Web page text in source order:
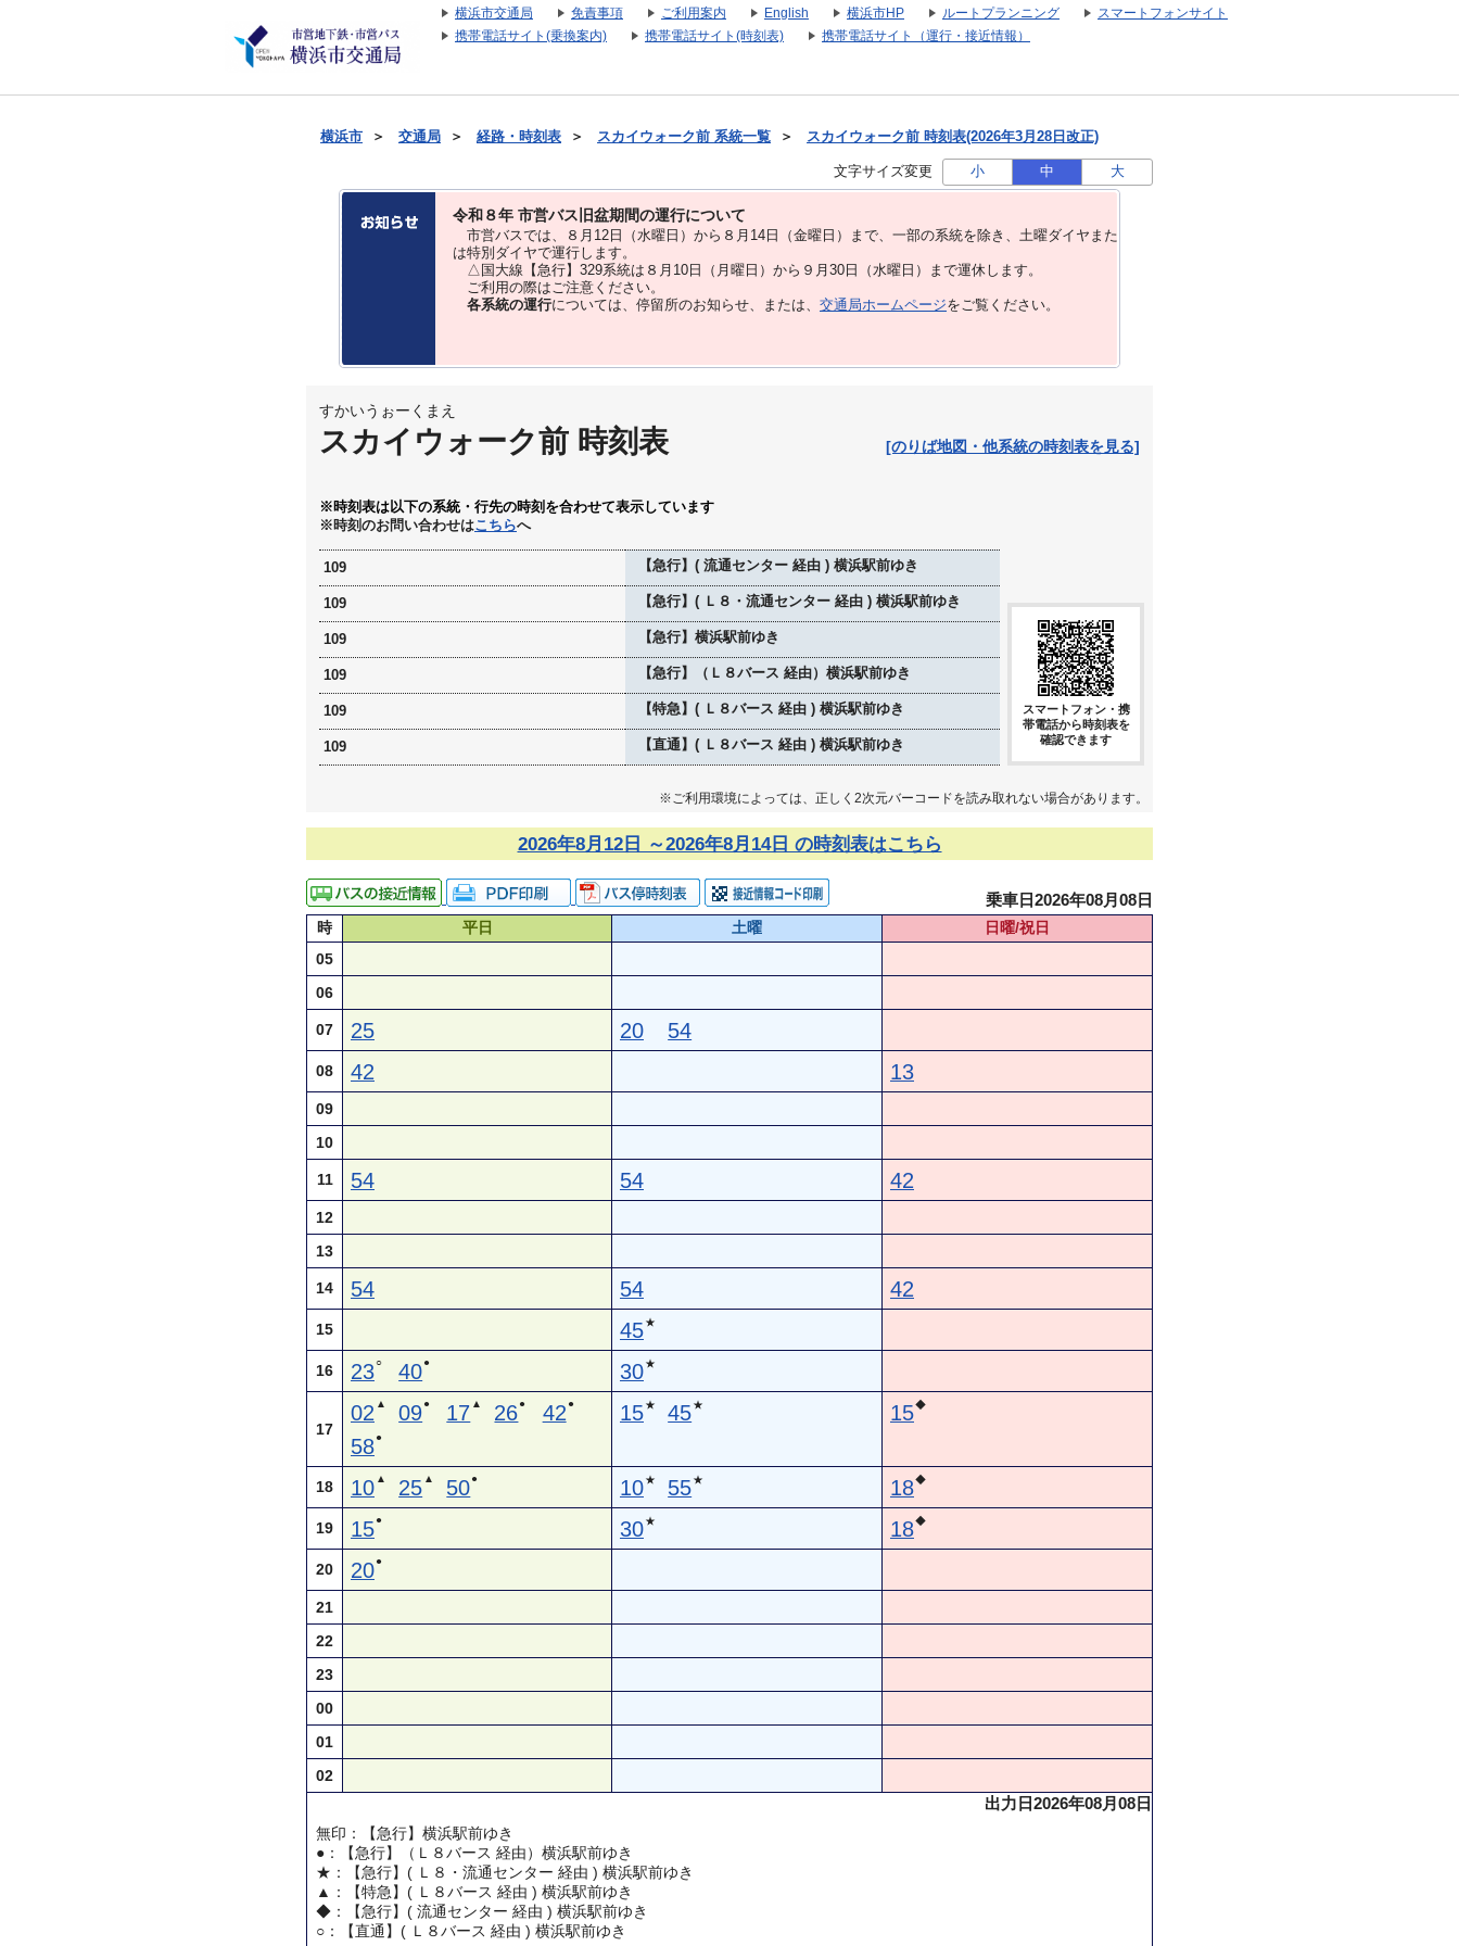
横浜市交通局 免責事項 ご利用案内 English 横浜市HP ルートプランニング
スマートフォンサイト
携帯電話サイト(乗換案内)
携帯電話サイト(時刻表) 携帯電話サイト（運行・接近情報）
横浜市 ＞ 交通局 ＞ 経路・時刻表 ＞ スカイウォーク前 系統一覧 ＞ スカイウォーク前 時刻表(2026年3月28日改正)
文字サイズ変更 小 中 大
令和８年 市営バス旧盆期間の運行について
市営バスでは、８⽉12⽇（水曜日）から８⽉14⽇（金曜日）まで、⼀部の系統を除き、⼟曜ダイヤまた
は特別ダイヤで運⾏します。
△国大線【急行】329系統は８月10日（月曜日）から９月30日（水曜日）まで運休します。
ご利用の際はご注意ください。
各系統の運行については、停留所のお知らせ、または、 交通局ホームページをご覧ください。
すかいうぉーくまえ
スカイウォーク前 時刻表 [のりば地図・他系統の時刻表を見る]
※時刻表は以下の系統・行先の時刻を合わせて表示しています
※時刻のお問い合わせはこちらへ
109 【急行】( 流通センター 経由 ) 横浜駅前ゆき
109 【急行】( Ｌ８・流通センター 経由 ) 横浜駅前ゆき
109 【急行】横浜駅前ゆき
109 【急行】（Ｌ８バース 経由）横浜駅前ゆき
109 【特急】( Ｌ８バース 経由 ) 横浜駅前ゆき
109 【直通】( Ｌ８バース 経由 ) 横浜駅前ゆき
スマートフォン・携
帯電話から時刻表を
確認できます
※ご利用環境によっては、正しく2次元バーコードを読み取れない場合があります。
2026年8月12日 ～2026年8月14日 の時刻表はこちら
乗車日2026年08月08日
時 平日 土曜
日曜/祝日
05
06
07 25 20 54
08 42 13
09
10
11 54 54 42
12
13
14 54 54 42
15 45★
16 23○ 40● 30★
17
02 ▲ 09● 17 ▲ 26● 42 ●
58●
15★ 45★ 15◆
18 10 ▲ 25 ▲ 50● 10★ 55★ 18◆
19 15● 30★ 18◆
20 20●
21
22
23
00
01
02
出力日2026年08月08日
無印：【急行】横浜駅前ゆき
●：【急行】（Ｌ８バース 経由）横浜駅前ゆき
★：【急行】( Ｌ８・流通センター 経由 ) 横浜駅前ゆき
▲：【特急】( Ｌ８バース 経由 ) 横浜駅前ゆき
◆：【急行】( 流通センター 経由 ) 横浜駅前ゆき
○：【直通】( Ｌ８バース 経由 ) 横浜駅前ゆき